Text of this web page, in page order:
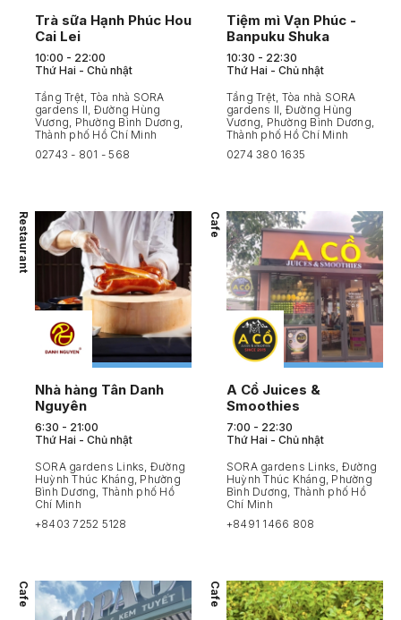
Trà sữa Hạnh Phúc Hou
Cai Lei
10:00 - 22:00
Thứ Hai - Chủ nhật
Tầng Trệt, Tòa nhà SORA
gardens II, Đường Hùng
Vương, Phường Bình Dương,
Thành phố Hồ Chí Minh
02743 - 801 - 568
Tiệm mì Vạn Phúc -
Banpuku Shuka
10:30 - 22:30
Thứ Hai - Chủ nhật
Tầng Trệt, Tòa nhà SORA
gardens II, Đường Hùng
Vương, Phường Bình Dương,
Thành phố Hồ Chí Minh
0274 380 1635
Nhà hàng Tân Danh
Nguyên
6:30 - 21:00
Thứ Hai - Chủ nhật
SORA gardens Links, Đường
Huỳnh Thúc Kháng, Phường
Bình Dương, Thành phố Hồ
Chí Minh
+8403 7252 5128
Restaurant
A Cồ Juices &
Smoothies
7:00 - 22:30
Thứ Hai - Chủ nhật
SORA gardens Links, Đường
Huỳnh Thúc Kháng, Phường
Bình Dương, Thành phố Hồ
Chí Minh
+8491 1466 808
Cafe
Cafe Cafe